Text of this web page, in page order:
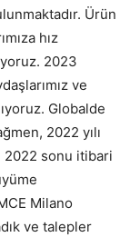
Ürün
hız
2023
ve
Globalde
2022 yılı
2022 sonu itibari
Milano
ve talepler